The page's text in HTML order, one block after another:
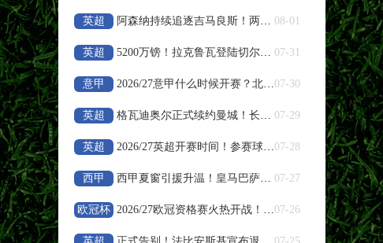
中超 08-08 19:35
英超 阿森纳持续追逐吉马良斯！两家俱乐部重启转会谈判 08-01
英超 5200万镑！拉克鲁瓦登陆切尔西 蓝军补强后防 07-31
意甲 2026/27意甲什么时候开赛？北京时间、参赛球队、总轮次汇07-30
英超 格瓦迪奥尔正式续约曼城！长期合约锁定至2031年 07-29
英超 2026/27英超开赛时间！参赛球队、轮次与黄牌停赛规则07-28
西甲 西甲夏窗引援升温！皇马巴萨补强备战新赛季 07-27
欧冠杯 2026/27欧冠资格赛火热开战！7个正赛名额争夺开启07-26